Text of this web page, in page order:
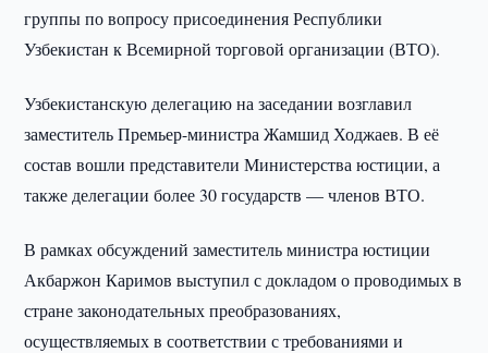
группы по вопросу присоединения Республики
Узбекистан к Всемирной торговой организации (ВТО).
Узбекистанскую делегацию на заседании возглавил
заместитель Премьер-министра Жамшид Ходжаев. В её
состав вошли представители Министерства юстиции, а
также делегации более 30 государств — членов ВТО.
В рамках обсуждений заместитель министра юстиции
Акбаржон Каримов выступил с докладом о проводимых в
стране законодательных преобразованиях,
осуществляемых в соответствии с требованиями и